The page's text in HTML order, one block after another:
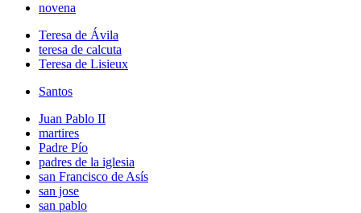
novena
Teresa de Ávila
teresa de calcuta
Teresa de Lisieux
Santos
Juan Pablo II
martires
Padre Pío
padres de la iglesia
san Francisco de Asís
san jose
san pablo